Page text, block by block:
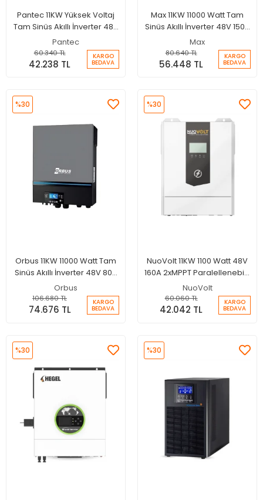
Pantec 11KW Yüksek Voltaj
Tam Sinüs Akıllı İnverter 48V
150A MPPT Şarjlı İnverter -
Wifi
Pantec
60.340 TL
42.238 TL
KARGO
BEDAVA
Max 11KW 11000 Watt Tam
Sinüs Akıllı İnverter 48V 150A
MPPT Paralellenebilir
İnverter
Max
80.640 TL
56.448 TL
KARGO
BEDAVA
Orbus 11KW 11000 Watt Tam
Sinüs Akıllı İnverter 48V 80A
MPPT Paralellenebilir
İnverter
Orbus
%30
106.680 TL
74.676 TL
KARGO
BEDAVA
NuoVolt 11KW 1100 Watt 48V
160A 2xMPPT Paralellenebilir
Off-Grid Akıllı İnverter
NuoVolt
%30
60.060 TL
42.042 TL
KARGO
BEDAVA
%30 %30